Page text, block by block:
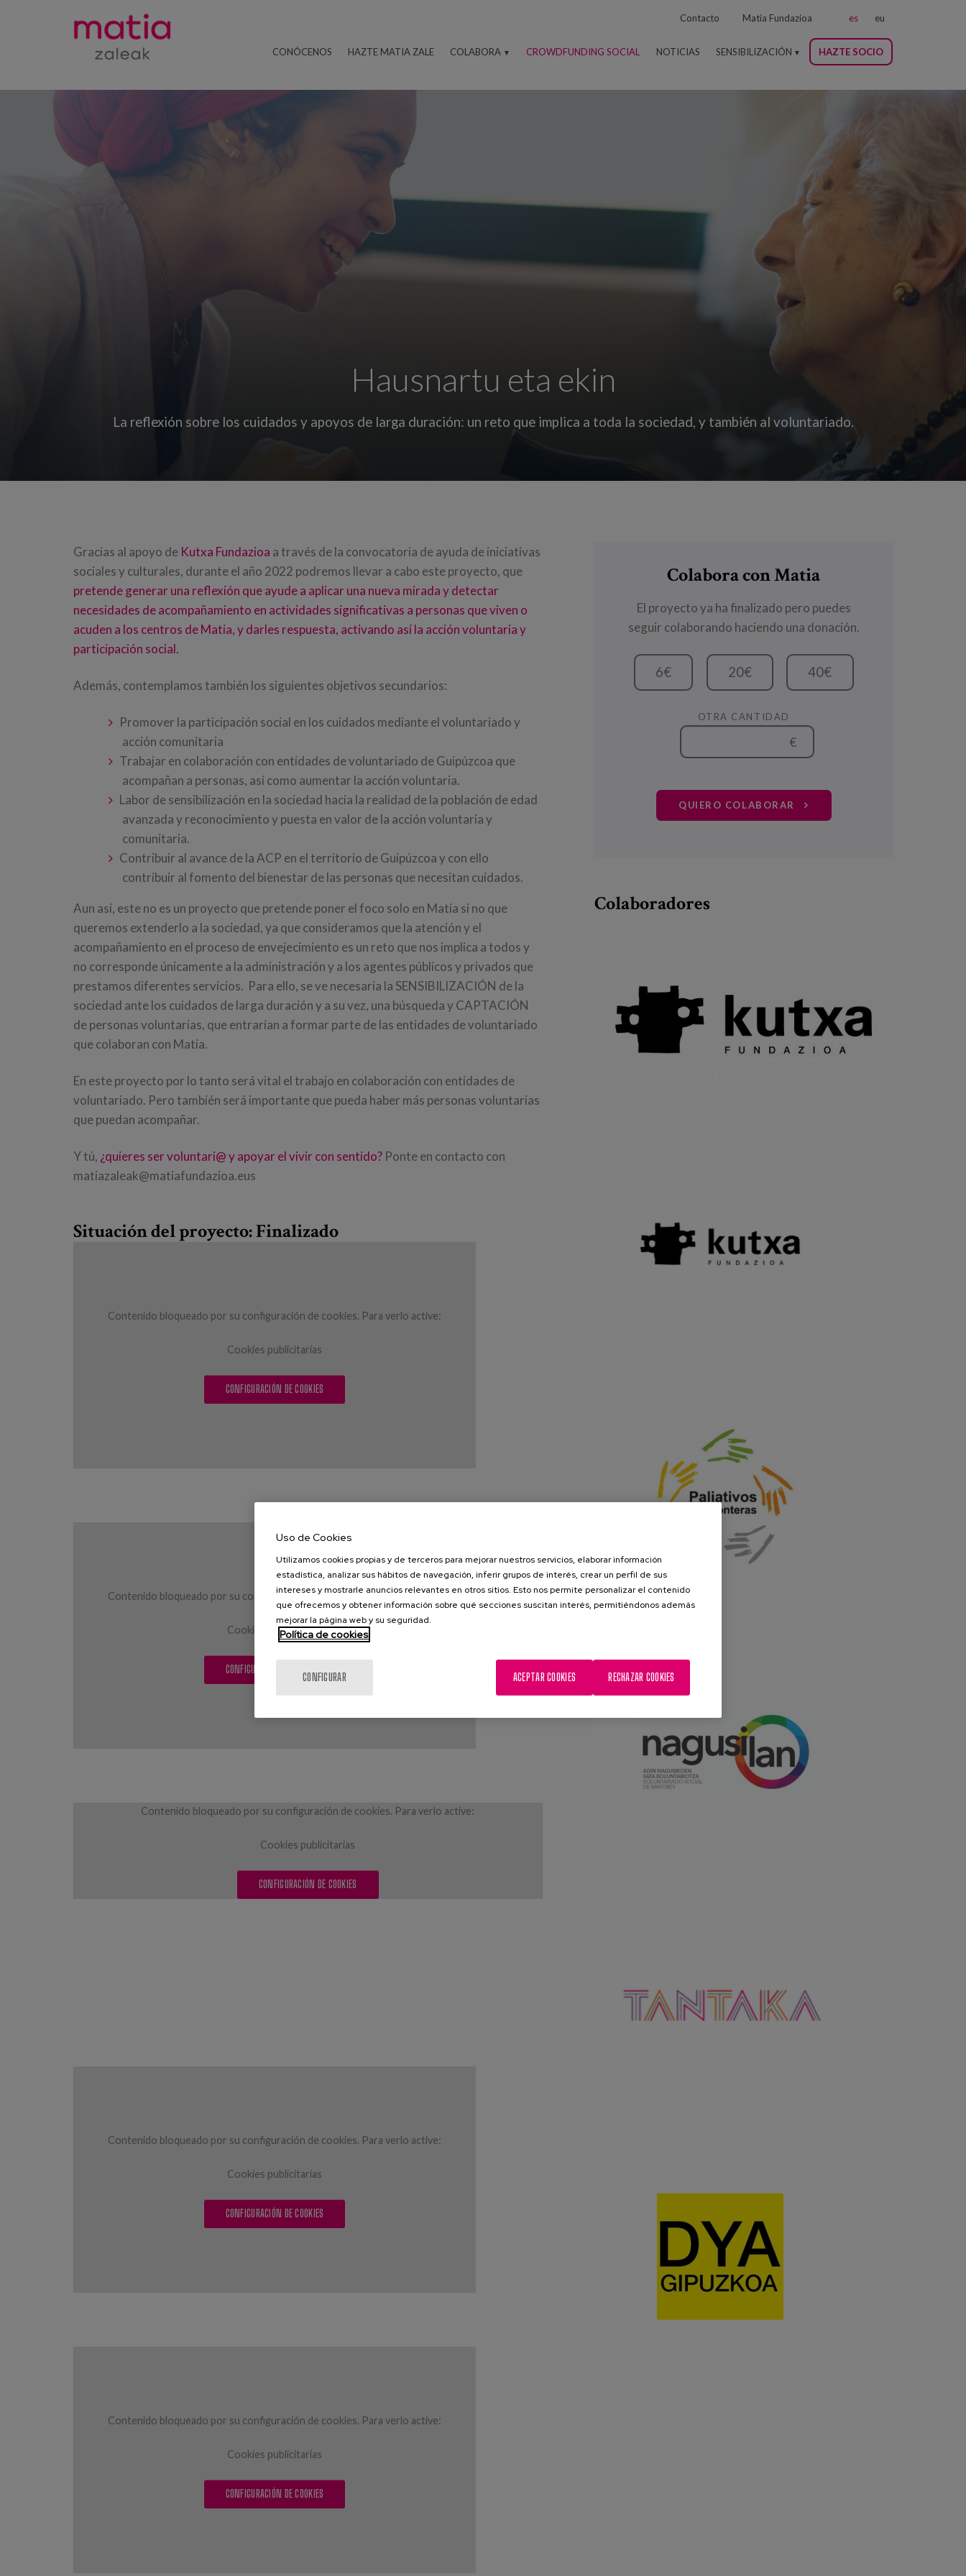
CONÓCENOS HAZTE MATIA ZALE COLABORA CROWDFUNDING SOCIAL NOTICIAS SENSIBILIZACIÓN HAZTE SOCIO
es eu
Contacto Matia Fundazioa
Hausnartu eta ekin
La reflexión sobre los cuidados y apoyos de larga duración: un reto que implica a toda la sociedad, y también al voluntariado.
Gracias al apoyo de Kutxa Fundazioa a través de la convocatoria de ayuda de iniciativas
sociales y culturales, durante el año 2022 podremos llevar a cabo este proyecto, que
pretende generar una reflexión que ayude a aplicar una nueva mirada y detectar
necesidades de acompañamiento en actividades significativas a personas que viven o
acuden a los centros de Matia, y darles respuesta, activando así la acción voluntaria y
participación social.
Además, contemplamos también los siguientes objetivos secundarios:
Promover la participación social en los cuidados mediante el voluntariado y
acción comunitaria
Trabajar en colaboración con entidades de voluntariado de Guipúzcoa que
acompañan a personas, así como aumentar la acción voluntaria.
Labor de sensibilización en la sociedad hacia la realidad de la población de edad
avanzada y reconocimiento y puesta en valor de la acción voluntaria y
comunitaria.
Contribuir al avance de la ACP en el territorio de Guipúzcoa y con ello
contribuir al fomento del bienestar de las personas que necesitan cuidados.
Aun así, este no es un proyecto que pretende poner el foco solo en Matia si no que
queremos extenderlo a la sociedad, ya que consideramos que la atención y el
acompañamiento en el proceso de envejecimiento es un reto que nos implica a todos y
no corresponde únicamente a la administración y a los agentes públicos y privados que
prestamos diferentes servicios. Para ello, se ve necesaria la SENSIBILIZACIÓN de la
sociedad ante los cuidados de larga duración y a su vez, una búsqueda y CAPTACIÓN
de personas voluntarias, que entrarían a formar parte de las entidades de voluntariado
que colaboran con Matia.
En este proyecto por lo tanto será vital el trabajo en colaboración con entidades de
voluntariado. Pero también será importante que pueda haber más personas voluntarias
que puedan acompañar.
Y tú, ¿quieres ser voluntari@ y apoyar el vivir con sentido? Ponte en contacto con
matiazaleak@matiafundazioa.eus
Situación del proyecto: Finalizado
Contenido bloqueado por su configuración de cookies. Para verlo active:
Cookies publicitarias
CONFIGURACIÓN DE COOKIES
Contenido bloqueado por su configuración de cookies. Para verlo active:
Cookies publicitarias
CONFIGURACIÓN DE COOKIES
Contenido bloqueado por su configuración de cookies. Para verlo active:
Cookies publicitarias
CONFIGURACIÓN DE COOKIES
Contenido bloqueado por su configuración de cookies. Para verlo active:
Cookies publicitarias
CONFIGURACIÓN DE COOKIES
Contenido bloqueado por su configuración de cookies. Para verlo active:
Cookies publicitarias
CONFIGURACIÓN DE COOKIES
Colabora con Matia
El proyecto ya ha finalizado pero puedes
seguir colaborando haciendo una donación.
6€ 20€ 40€
OTRA CANTIDAD
€
QUIERO COLABORAR
Colaboradores
Uso de Cookies
Utilizamos cookies propias y de terceros para mejorar nuestros servicios, elaborar información
estadística, analizar sus hábitos de navegación, inferir grupos de interés, crear un perfil de sus
intereses y mostrarle anuncios relevantes en otros sitios. Esto nos permite personalizar el contenido
que ofrecemos y obtener información sobre qué secciones suscitan interés, permitiéndonos además
mejorar la página web y su seguridad.
Política de cookies
CONFIGURAR RECHAZAR COOKIES
ACEPTAR COOKIES